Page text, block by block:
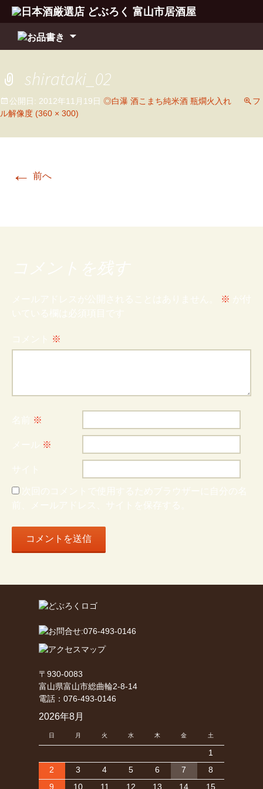
ン
ツ
へ
移
shirataki_02
公開日: 2012年11月19日 ◎白瀑 酒こまち純米酒 瓶燗火入れ
フ
ル解像度 (360 × 300)
← 前へ
コメントを残す
メールアドレスが公開されることはありません。 ※ が付
いている欄は必須項目です
コメント ※
名前 ※
メール ※
サイト
次回のコメントで使用するためブラウザーに自分の名
前、メールアドレス、サイトを保存する。
〒930-0083
富山県富山市総曲輪2-8-14
電話：076-493-0146
2026年8月
日 月 火 水 木 金 土
1
2
3 4 5 6 7
8
9
10 11 12 13 14 15